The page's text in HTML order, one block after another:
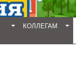
КОЛЛЕГАМ